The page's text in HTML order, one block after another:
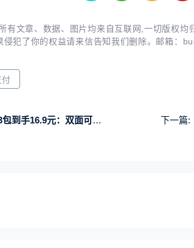
有文章、数据、图片均来自互联网,一切版权均
侵犯了你的权益请来信告知我们删除。邮箱：
付
元：双面可用 自然亲肤 下一篇: